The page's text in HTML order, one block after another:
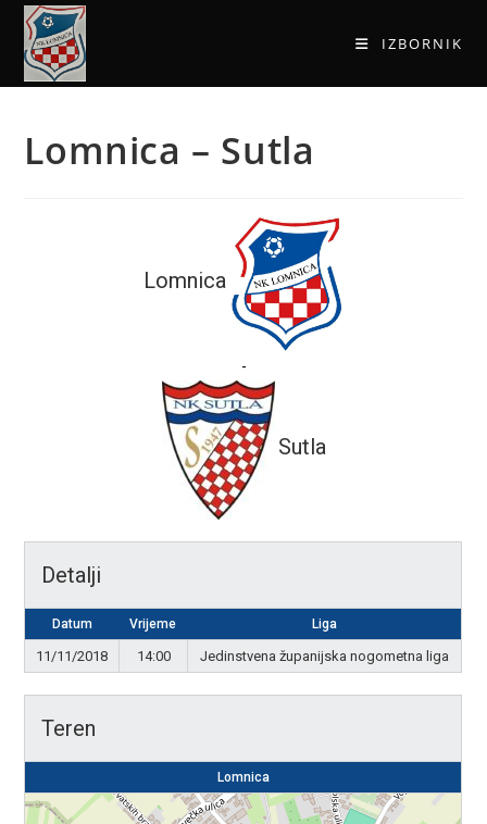
IZBORNIK
Lomnica – Sutla
Lomnica
-
Sutla
Detalji
Datum Vrijeme Liga
11/11/2018 14:00 Jedinstvena županijska nogometna liga
Teren
Lomnica